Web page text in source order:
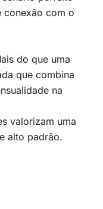
conexão com o
do que uma
que combina
na
valorizam uma
alto padrão.